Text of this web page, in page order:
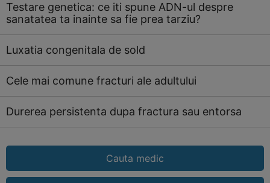
Testare genetica: ce iti spune ADN-ul despre
sanatatea ta inainte sa fie prea tarziu?
Luxatia congenitala de sold
Cele mai comune fracturi ale adultului
Durerea persistenta dupa fractura sau entorsa
Cauta medic